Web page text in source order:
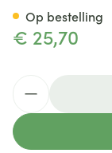
€ 25,70
Op bestelling